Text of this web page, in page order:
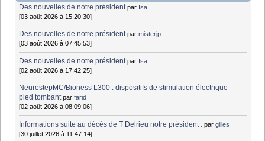
Des nouvelles de notre président par Isa
[03 août 2026 à 15:20:30]
Des nouvelles de notre président parmisterjp
[03 août 2026 à 07:45:53]
Des nouvelles de notre président par Isa
[02 août 2026 à 17:42:25]
NeurostepMC/Bioness L300 : dispositifs de stimulation électrique -
pied tombant parfarid
[02 août 2026 à 08:09:06]
Informations suite au décès de T Delrieu notre président . pargilles
[30 juillet 2026 à 11:47:14]